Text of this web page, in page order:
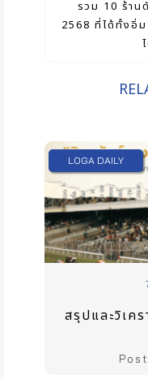
รวม 10 ร้าน
2568 ที่ได้ทั้งอิ่
LOGA DAILY